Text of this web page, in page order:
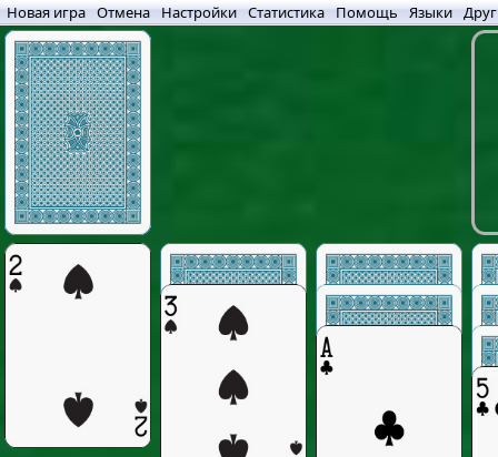
Новая игра Отмена Настройки Статистика Помощь Языки